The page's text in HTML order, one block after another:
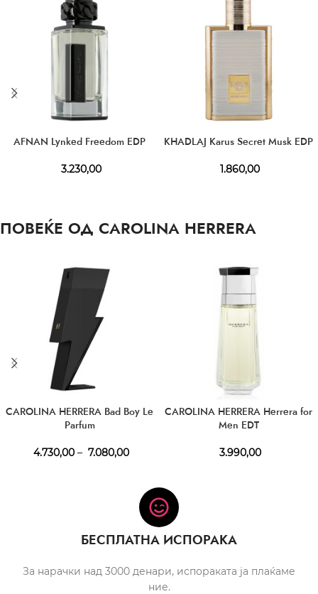
AFNAN Lynked Freedom EDP
3.230,00
KHADLAJ Karus Secret Musk EDP
1.860,00
ПОВЕЌЕ ОД CAROLINA HERRERA
CAROLINA HERRERA Bad Boy Le
Parfum
4.730,00 – 7.080,00
CAROLINA HERRERA Herrera for
Men EDT
3.990,00
БЕСПЛАТНА ИСПОРАКА
За нарачки над 3000 денари, испораката ја плаќаме
ние.